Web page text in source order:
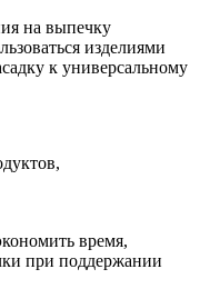
на выпечку
изделиями
к универсальному
время,
при поддержании